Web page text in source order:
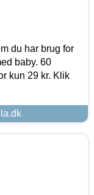
du har brug for
baby. 60
kun 29 kr. Klik